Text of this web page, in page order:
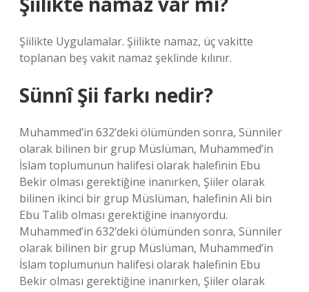
Şiilikte Uygulamalar. Şiilikte namaz, üç vakitte
toplanan beş vakit namaz şeklinde kılınır.
Sünnî Şii farkı nedir?
Muhammed’in 632’deki ölümünden sonra, Sünniler
olarak bilinen bir grup Müslüman, Muhammed’in
İslam toplumunun halifesi olarak halefinin Ebu
Bekir olması gerektiğine inanırken, Şiiler olarak
bilinen ikinci bir grup Müslüman, halefinin Ali bin
Ebu Talib olması gerektiğine inanıyordu.
Muhammed’in 632’deki ölümünden sonra, Sünniler
olarak bilinen bir grup Müslüman, Muhammed’in
İslam toplumunun halifesi olarak halefinin Ebu
Bekir olması gerektiğine inanırken, Şiiler olarak